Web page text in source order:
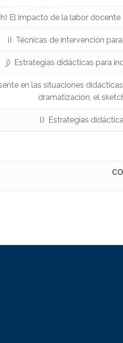
h) El impacto de la labor docente
i) Técnicas de intervención
j) Estrategias didácticas para
en las situaciones
dramatización, el
l) Estrategias